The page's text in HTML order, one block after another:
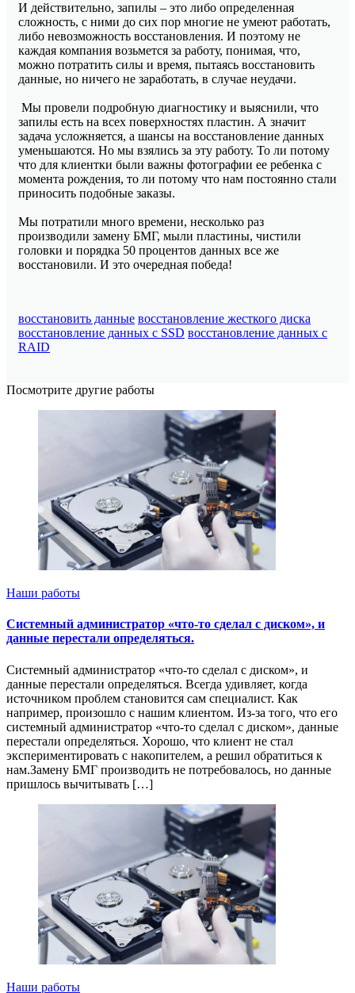
И действительно, запилы – это либо определенная
сложность, с ними до сих пор многие не умеют работать,
либо невозможность восстановления. И поэтому не
каждая компания возьмется за работу, понимая, что,
можно потратить силы и время, пытаясь восстановить
данные, но ничего не заработать, в случае неудачи.
Мы провели подробную диагностику и выяснили, что
запилы есть на всех поверхностях пластин. А значит
задача усложняется, а шансы на восстановление данных
уменьшаются. Но мы взялись за эту работу. То ли потому
что для клиентки были важны фотографии ее ребенка с
момента рождения, то ли потому что нам постоянно стали
приносить подобные заказы.
Мы потратили много времени, несколько раз
производили замену БМГ, мыли пластины, чистили
головки и порядка 50 процентов данных все же
восстановили. И это очередная победа!
восстановить данные восстановление жесткого диска
восстановление данных с SSD восстановление данных с
RAID
Посмотрите другие работы
Наши работы
Системный администратор «что-то сделал с диском», и
данные перестали определяться.
Системный администратор «что-то сделал с диском», и
данные перестали определяться. Всегда удивляет, когда
источником проблем становится сам специалист. Как
например, произошло с нашим клиентом. Из-за того, что его
системный администратор «что-то сделал с диском», данные
перестали определяться. Хорошо, что клиент не стал
экспериментировать с накопителем, а решил обратиться к
нам.Замену БМГ производить не потребовалось, но данные
пришлось вычитывать […]
Наши работы